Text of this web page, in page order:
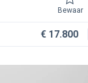
Bewaar
€ 17.800